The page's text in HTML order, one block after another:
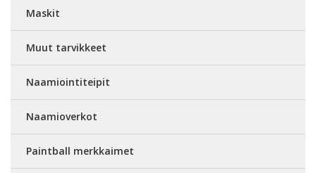
Maskit
Muut tarvikkeet
Naamiointiteipit
Naamioverkot
Paintball merkkaimet